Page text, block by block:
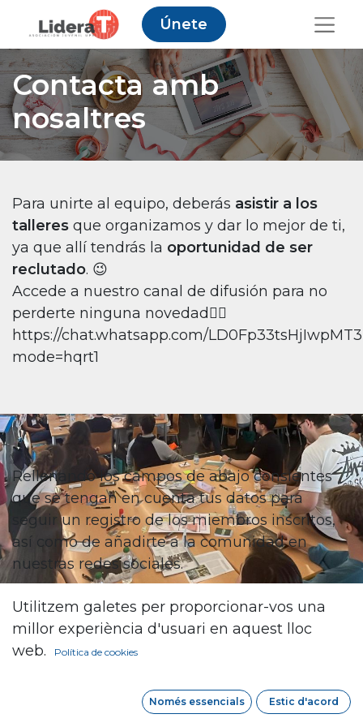
Únete
Contacta amb
nosaltres
Para unirte al equipo, deberás asistir a los
talleres que organizamos y dar lo mejor de ti,
ya que allí tendrás la oportunidad de ser
reclutado. 😉
Accede a nuestro canal de difusión para no
perderte ninguna novedad👇🏽
https://chat.whatsapp.com/
mode=hqrt1
Rellenando los campos de abajo consientes
que se tengan en cuenta tus datos para
seguir un registro de los miembros inscritos,
así como de añadirte a la comunidad en
nuestras redes sociales.
Nombre *
Correo Electrónico *
Utilitzem galetes per proporcionar-vos una
millor experiència d'usuari en aquest lloc
web.
Política de cookies
Només essencials Estic d'acord